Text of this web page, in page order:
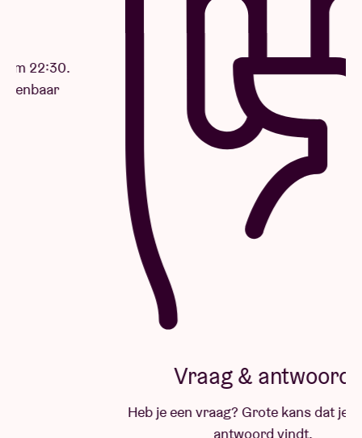
Vraag & antwoord
Heb je een vraag? Grote kans dat je hier het
antwoord vindt.